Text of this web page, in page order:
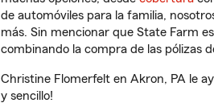
de automóviles para la familia,
más. Sin mencionar que State Farm
combinando la compra de las pólizas
Christine Flomerfelt en Akron, PA le
y sencillo!